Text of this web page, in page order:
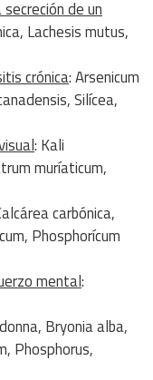
de un
Lachesis mutus,
crónica: Arsenicum
Silícea,
: Kali
muríaticum,
carbónica,
Phosphorícum
mental:
Bryonia alba,
Phosphorus,